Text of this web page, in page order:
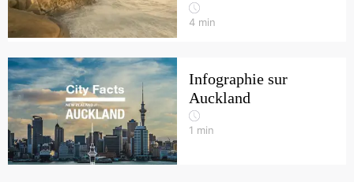
4 min
Infographie sur
Auckland
1 min